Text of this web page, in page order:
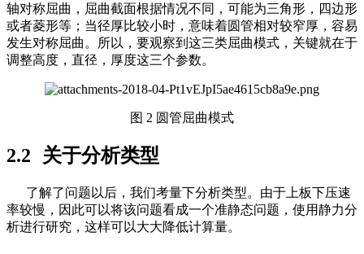
轴对称屈曲，屈曲截面根据情况不同，可能为三角形，四边形
或者菱形等；当径厚比较小时，意味着圆管相对较窄厚，容易
发生对称屈曲。所以，要观察到这三类屈曲模式，关键就在于
调整高度，直径，厚度这三个参数。
图 2 圆管屈曲模式
2.2 关于分析类型
了解了问题以后，我们考量下分析类型。由于上板下压速
率较慢，因此可以将该问题看成一个准静态问题，使用静力分
析进行研究，这样可以大大降低计算量。